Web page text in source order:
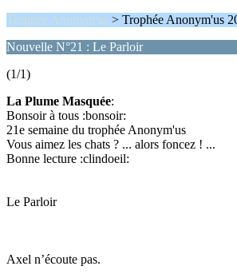
Trophée Anonym'us > Trophée Anonym'us
Nouvelle N°21 : Le Parloir
(1/1)
La Plume Masquée:
Bonsoir à tous :bonsoir:
21e semaine du trophée Anonym'us
Vous aimez les chats ? ... alors foncez ! ...
Bonne lecture :clindoeil:
Le Parloir
Axel n’écoute pas.